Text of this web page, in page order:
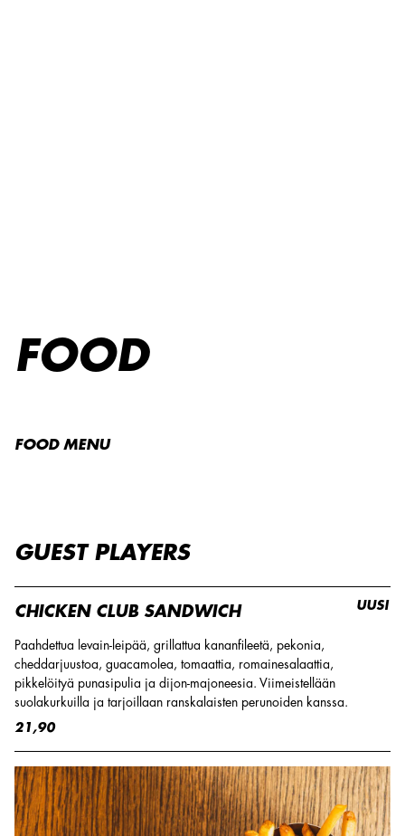
FOOD
FOOD MENU
GUEST PLAYERS
CHICKEN CLUB SANDWICH
Paahdettua levain-leipää, grillattua kananfileetä, pekonia,
cheddarjuustoa, guacamolea, tomaattia, romainesalaattia,
pikkelöityä punasipulia ja dijon-majoneesia. Viimeistellään
suolakurkuilla ja tarjoillaan ranskalaisten perunoiden kanssa.
21,90
UUSI